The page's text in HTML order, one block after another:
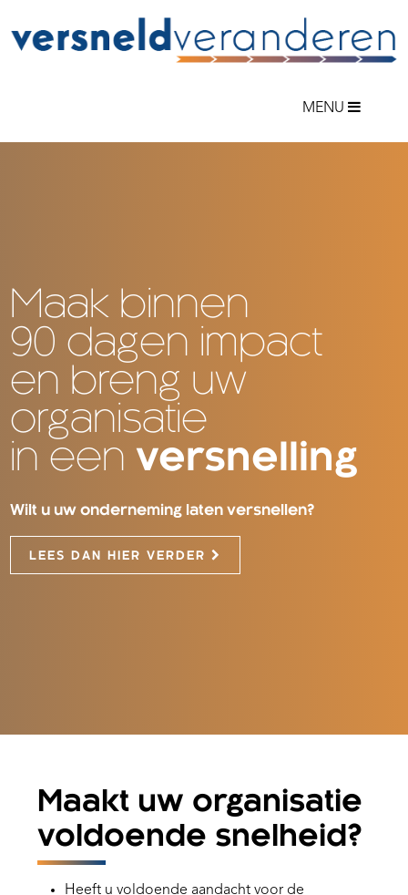
MENU
Maak binnen
90 dagen impact
en breng uw
organisatie
in een versnelling
Wilt u uw onderneming laten versnellen?
LEES DAN HIER VERDER
Maakt uw organisatie
voldoende snelheid?
Heeft u voldoende aandacht voor de